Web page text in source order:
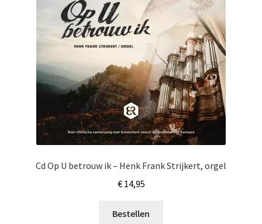
Cd Op U betrouw ik – Henk Frank Strijkert, orgel
€14,95
Bestellen